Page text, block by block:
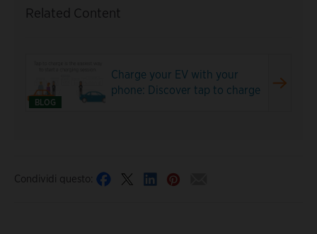
Related Content
BLOG
Charge your EV with your
phone: Discover tap to charge
Condividi questo: